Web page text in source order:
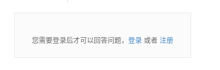
您需要登录后才可以回答问题， 登录 或者 注册